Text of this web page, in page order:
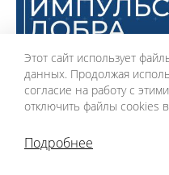
Этот сайт использует
данных. Продолжая
согласие на работу с
отключить файлы cookies
Подробнее